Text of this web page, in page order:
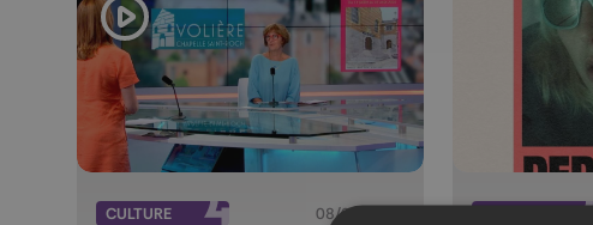
CULTURE 08/07/2026